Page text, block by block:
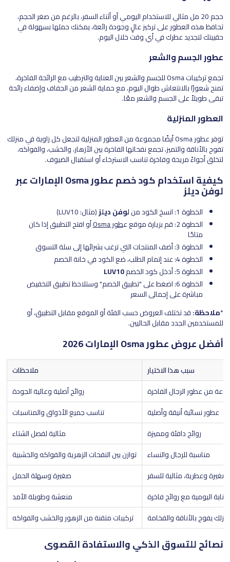
حجم 20 مل مثالي للاستخدام اليومي أو أثناء السفر، بالرغم من صغر الحجم،
تحافظ هذه العطور على تركيز عالٍ وجودة رائعة، يمكنك حملها بسهولة في
حقيبتك لتجديد عطرك في أي وقت خلال اليوم.
عطور الجسم والشعر
تجمع تركيبات Osma للجسم والشعر بين العناية والترطيب مع الرائحة الفاخرة،
تمنح شعورًا بالانتعاش طوال اليوم، مع حماية الشعر من الجفاف وإضفاء رائحة
تبقى طويلاً على الجسم والشعر معًا.
العطور المنزلية
توفر عطور Osma أيضًا مجموعة من العطور المنزلية لتجعل كل زاوية في منزلك
تفوح بالأناقة والتميز، تجمع نفحاتها الفاخرة بين الأزهار، والخشب، والفواكه،
لتخلق أجواءً مريحة وفاخرة تناسب الاسترخاء أو استقبال الضيوف.
كيفية استخدام كود خصم عطور Osma الإمارات عبر
لوفن ديلز
الخطوة 1: انسخ الكود من لوفن ديلز(مثال: LUV10)
الخطوة 2: قم بزيارة موقع ع
طور Osma أو افتح التطبيق إذا كان
متاحًا
الخطوة 3: أضف المنتجات التي ترغب بشرائها إلى سلة التسوق
الخطوة 4: عند إتمام الطلب، ضع الكود في خانة الخصم
الخطوة 5: أدخل كود الخصم
LUV10
الخطوة 6:
اضغط على "تطبيق الخصم" وستلاحظ تطبيق التخفيض
مباشرة على إجمالي السعر
*ملاحظة:قد تختلف العروض حسب الفئة أو الموقع مقابل التطبيق، أو
للمستخدمين الجدد مقابل الحاليين.
أفضل عروض عطور Osma الإمارات 2026
سبب هذا الاختيار
ملاحظات
من عطور الرجال الفاخرة
روائح أصلية وعالية الجودة
عطور نسائية أنيقة وأصلية
تناسب جميع الأذواق والمناسبات
روائح دافئة ومميزة
مثالية لفصل الشتاء
مناسبة للرجال والنساء
توازن بين النفحات الزهرية والفواكه والخشبية
صغيرة وعطرية، مثالية للسفر
صغيرة وسهلة الحمل
اليومية مع روائح فاخرة
منعشة وطويلة الأمد
يفوح بالأناقة والفخامة
تركيبات متقنة من الزهور والخشب والفواكه
نصائح للتسوق الذكي والاستفادة القصوى